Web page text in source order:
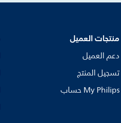
منتجات العميل
دعم العميل
تسجيل المنتج
My Philips حساب